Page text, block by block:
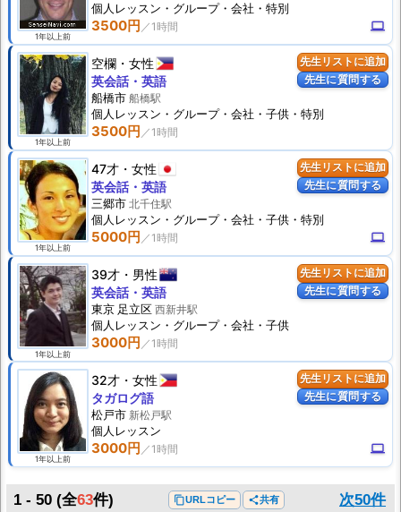
1年以上前
3500円 computer
個人 レッスン ・グループ・会社・特別
先生リストに追加
先生に質問する
1年以上前
空欄 女性
3500円
英会話・英語
船橋市 船橋駅
個人 レッスン ・グループ・会社・子供・特別
先生リストに追加
先生に質問する
1年以上前
47才 女性
5000円 computer
英会話・英語
三郷市 北千住駅
個人 レッスン ・グループ・会社・子供・特別
先生リストに追加
先生に質問する
1年以上前
39才 男性
3000円
英会話・英語
東京 足立区 西新井駅
個人 レッスン ・グループ・会社・子供
先生リストに追加
先生に質問する
1年以上前
32才 女性
3000円 computer
タガログ語
松戸市 新松戸駅
個人 レッスン
1 - 50 (全63件) content_copyURLコピー share共有 次50件